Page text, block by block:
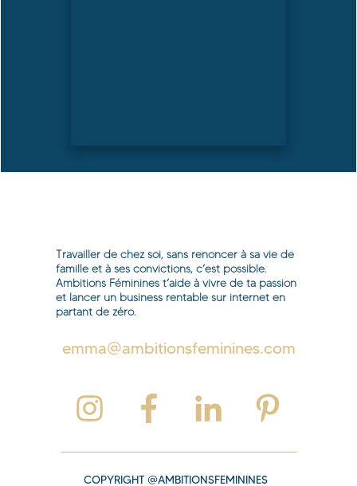
Travailler de chez soi, sans renoncer à sa vie de
famille et à ses convictions, c’est possible.
Ambitions Féminines t’aide à vivre de ta passion
et lancer un business rentable sur internet en
partant de zéro.
emma@ambitionsfeminines.com
COPYRIGHT @AMBITIONSFEMININES